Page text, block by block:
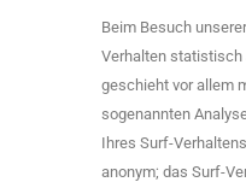
Beim Besuch
Verhalten statistisch
geschieht vor allem
sogenannten
Ihres Surf-
anonym; das Surf-